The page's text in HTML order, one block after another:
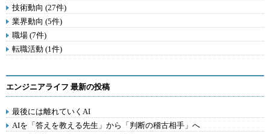
技術動向 (27件)
業界動向 (5件)
職場 (7件)
転職活動 (1件)
エンジニアライフ 最新の投稿
最後には離れていくAI
AIを「答えを教える先生」から「判断の稽古相手」へ